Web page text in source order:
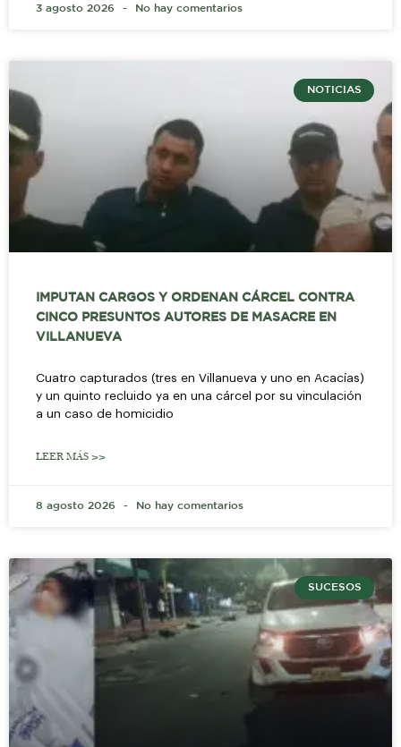
3 agosto 2026 No hay comentarios
NOTICIAS
IMPUTAN CARGOS Y ORDENAN CÁRCEL CONTRA
CINCO PRESUNTOS AUTORES DE MASACRE EN
VILLANUEVA
Cuatro capturados (tres en Villanueva y uno en Acacías)
y un quinto recluido ya en una cárcel por su vinculación
a un caso de homicidio
LEER MÁS >>
8 agosto 2026 No hay comentarios
SUCESOS